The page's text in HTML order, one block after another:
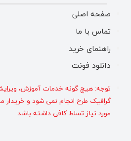
صفحه اصلی
تماس با ما
راهنمای خرید
دانلود فونت
توجه: هیچ گونه خدمات آموزش،
گرافیک طرح انجام نمی شود و خریدار
مورد نیاز تسلط کافی داشته باشد.